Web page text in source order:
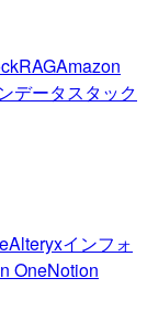
RAGAmazon
データスタック
Alteryxインフォ
OneNotion